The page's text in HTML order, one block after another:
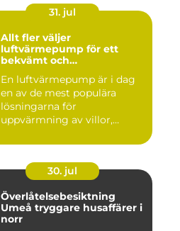
31. jul
Allt fler väljer
luftvärmepump för ett
bekvämt och
En luftvärmepump är i dag
en av de mest populära
lösningarna för
uppvärmning av villor,
30. jul
Överlåtelsebesiktning
Umeå tryggare husaffärer i
norr